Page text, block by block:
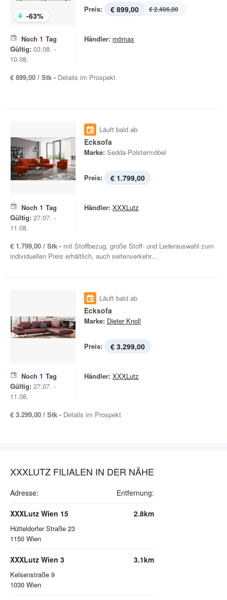
-63%
Preis: € 899,00 € 2.406,00
Noch 1 Tag
Gültig: 03.08. -
10.08.
Händler: mömax
€ 899,00 / Stk - Details im Prospekt
Läuft bald ab
Ecksofa
Marke: Sedda-Polstermöbel
Preis: € 1.799,00
Noch 1 Tag
Gültig: 27.07. -
11.08.
Händler: XXXLutz
€ 1.799,00 / Stk - mit Stoffbezug, große Stoff- und Lederauswahl zum
individuellen Preis erhältlich, auch seitenverkehr...
Läuft bald ab
Ecksofa
Marke: Dieter Knoll
Preis: € 3.299,00
Noch 1 Tag
Gültig: 27.07. -
11.08.
Händler: XXXLutz
€ 3.299,00 / Stk - Details im Prospekt
XXXLUTZ FILIALEN IN DER NÄHE
Adresse: Entfernung:
XXXLutz Wien 15
Hütteldorfer Straße 23
1150 Wien
2.8km
XXXLutz Wien 3
Kelsenstraße 9
1030 Wien
3.1km